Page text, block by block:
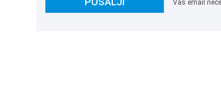
Vaš email